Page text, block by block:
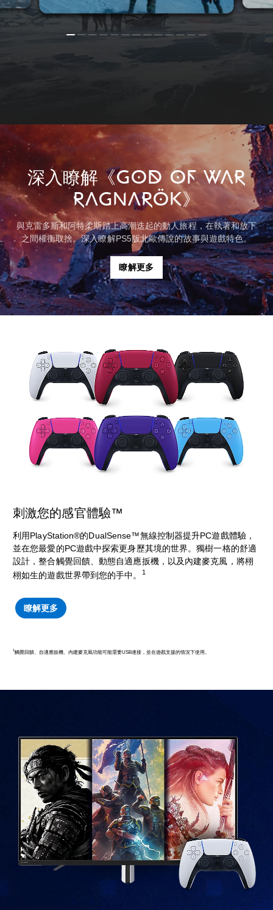
深入瞭解《GOD OF WAR
RAGNARÖK》
與克雷多斯和阿特柔斯踏上高潮迭起的動人旅程，在執著和放下
之間權衡取捨。深入瞭解PS5版北歐傳說的故事與遊戲特色。
瞭解更多
刺激您的感官體驗™
利用PlayStation®的DualSense™無線控制器提升PC遊戲體驗，
並在您最愛的PC遊戲中探索更身歷其境的世界。獨樹一格的舒適
設計，整合觸覺回饋、動態自適應扳機，以及內建麥克風，將栩
栩如生的遊戲世界帶到您的手中。
1
瞭解更多
1觸覺回饋、自適應扳機、內建麥克風功能可能需要USB連接，並在遊戲支援的情況下使用。